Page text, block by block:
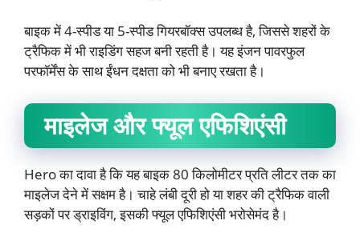
बाइक में 4-स्पीड या 5-स्पीड गियरबॉक्स उपलब्ध है, जिससे शहरों के
ट्रैफिक में भी राइडिंग सहज बनी रहती है। यह इंजन पावरफुल
परफॉर्मेंस के साथ ईंधन दक्षता को भी बनाए रखता है।
माइलेज और फ्यूल एफिशिएंसी
Hero का दावा है कि यह बाइक 80 किलोमीटर प्रति लीटर तक का
माइलेज देने में सक्षम है। चाहे लंबी दूरी हो या शहर की ट्रैफिक वाली
सड़कों पर ड्राइविंग, इसकी फ्यूल एफिशिएंसी भरोसेमंद है।